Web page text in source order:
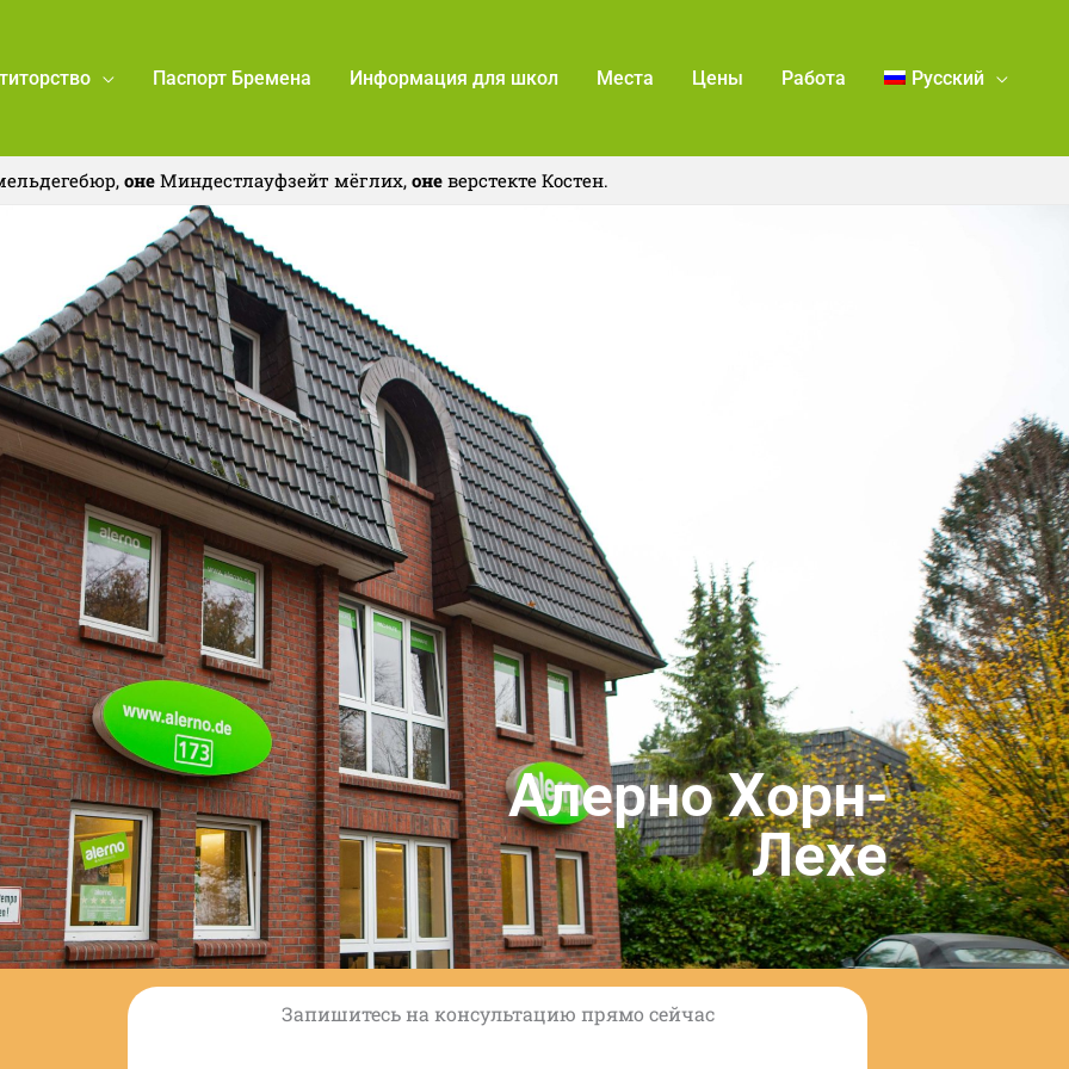
Паспорт Бремена Информация для школ Места Цены Работа Русский
онеМиндестлауфзейт мёглих, оневерстекте Костен.
Алерно Хорн-
Лехе
Запишитесь на консультацию прямо сейчас